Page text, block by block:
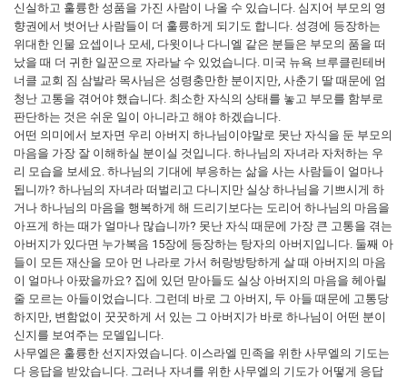
신실하고 훌륭한 성품을 가진 사람이 나올 수 있습니다. 심지어 부모의 영
향권에서 벗어난 사람들이 더 훌륭하게 되기도 합니다. 성경에 등장하는
위대한 인물 요셉이나 모세, 다윗이나 다니엘 같은 분들은 부모의 품을 떠
났을 때 더 귀한 일꾼으로 자라날 수 있었습니다. 미국 뉴욕 브루클린테버
너클 교회 짐 삼발라 목사님은 성령충만한 분이지만, 사춘기 딸 때문에 엄
청난 고통을 겪어야 했습니다. 최소한 자식의 상태를 놓고 부모를 함부로
판단하는 것은 쉬운 일이 아니라고 해야 하겠습니다.
어떤 의미에서 보자면 우리 아버지 하나님이야말로 못난 자식을 둔 부모의
마음을 가장 잘 이해하실 분이실 것입니다. 하나님의 자녀라 자처하는 우
리 모습을 보세요. 하나님의 기대에 부응하는 삶을 사는 사람들이 얼마나
됩니까? 하나님의 자녀라 떠벌리고 다니지만 실상 하나님을 기쁘시게 하
거나 하나님의 마음을 행복하게 해 드리기보다는 도리어 하나님의 마음을
아프게 하는 때가 얼마나 많습니까? 못난 자식 때문에 가장 큰 고통을 겪는
아버지가 있다면 누가복음 15장에 등장하는 탕자의 아버지입니다. 둘째 아
들이 모든 재산을 모아 먼 나라로 가서 허랑방탕하게 살 때 아버지의 마음
이 얼마나 아팠을까요? 집에 있던 맏아들도 실상 아버지의 마음을 헤아릴
줄 모르는 아들이었습니다. 그런데 바로 그 아버지, 두 아들 때문에 고통당
하지만, 변함없이 꿋꿋하게 서 있는 그 아버지가 바로 하나님이 어떤 분이
신지를 보여주는 모델입니다.
사무엘은 훌륭한 선지자였습니다. 이스라엘 민족을 위한 사무엘의 기도는
다 응답을 받았습니다. 그러나 자녀를 위한 사무엘의 기도가 어떻게 응답